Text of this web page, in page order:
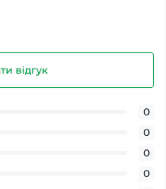
відгук
0
0
0
0